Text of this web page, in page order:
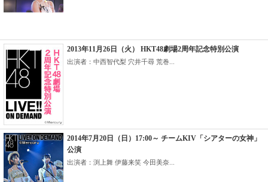
2013年11月26日（火） HKT48劇場2周年記念特別公演
出演者：中西智代梨 穴井千尋 荒巻...
2014年7月20日（日）17:00～ チームKIV「シアターの女神」
公演
出演者：渕上舞 伊藤来笑 今田美奈...